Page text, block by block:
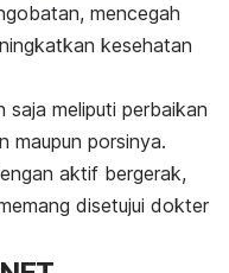
mencegah
kesehatan
saja meliputi perbaikan
maupun porsinya.
aktif bergerak,
disetujui dokter